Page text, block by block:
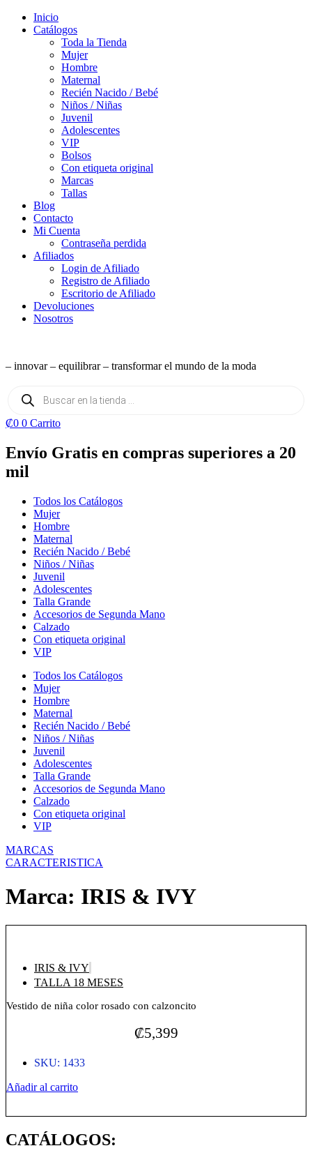
Inicio
Catálogos
Toda la Tienda
Mujer
Hombre
Maternal
Recién Nacido / Bebé
Niños / Niñas
Juvenil
Adolescentes
VIP
Bolsos
Con etiqueta original
Marcas
Tallas
Blog
Contacto
Mi Cuenta
Contraseña perdida
Afiliados
Login de Afiliado
Registro de Afiliado
Escritorio de Afiliado
Devoluciones
Nosotros
– innovar – equilibrar – transformar el mundo de la moda
₡0 0 Carrito
Envío Gratis en compras superiores a 20
mil
Todos los Catálogos
Mujer
Hombre
Maternal
Recién Nacido / Bebé
Niños / Niñas
Juvenil
Adolescentes
Talla Grande
Accesorios de Segunda Mano
Calzado
Con etiqueta original
VIP
Todos los Catálogos
Mujer
Hombre
Maternal
Recién Nacido / Bebé
Niños / Niñas
Juvenil
Adolescentes
Talla Grande
Accesorios de Segunda Mano
Calzado
Con etiqueta original
VIP
MARCAS
CARACTERISTICA
Marca: IRIS & IVY
IRIS & IVY
TALLA 18 MESES
Vestido de niña color rosado con calzoncito
₡5,399
SKU: 1433
Vestido
rosado
con
Añadir al carrito
CATÁLOGOS: